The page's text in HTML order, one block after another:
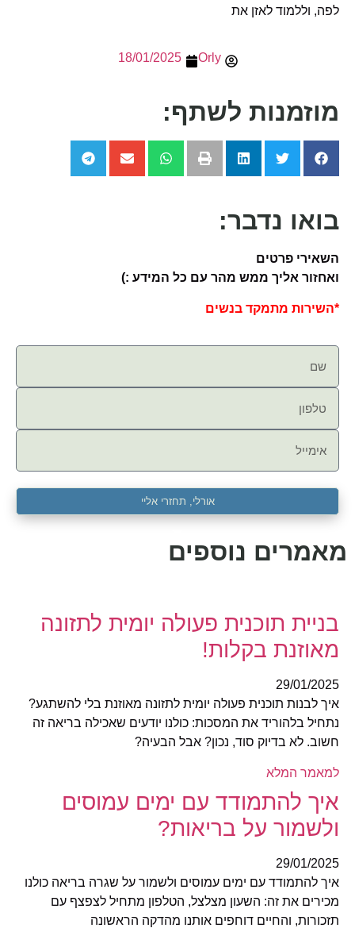
לפה, וללמוד לאזן את
Orly
18/01/2025
מוזמנות לשתף:
בואו נדבר:
השאירי פרטים
ואחזור אליך ממש מהר עם כל המידע :)
*השירות מתמקד בנשים
אורלי, תחזרי אליי
מאמרים נוספים
בניית תוכנית פעולה יומית לתזונה
מאוזנת בקלות!
29/01/2025
איך לבנות תוכנית פעולה יומית לתזונה מאוזנת בלי להשתגע?
נתחיל בלהוריד את המסכות: כולנו יודעים שאכילה בריאה זה
חשוב. לא בדיוק סוד, נכון? אבל הבעיה?
למאמר המלא
איך להתמודד עם ימים עמוסים
ולשמור על בריאות?
29/01/2025
איך להתמודד עם ימים עמוסים ולשמור על שגרה בריאה כולנו
מכירים את זה: השעון מצלצל, הטלפון מתחיל לצפצף עם
תזכורות, והחיים דוחפים אותנו מהדקה הראשונה